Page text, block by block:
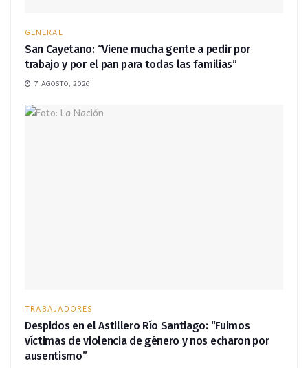
GENERAL
San Cayetano: “Viene mucha gente a pedir por
trabajo y por el pan para todas las familias”
7 AGOSTO, 2026
TRABAJADORES
Despidos en el Astillero Río Santiago: “Fuimos
víctimas de violencia de género y nos echaron por
ausentismo”